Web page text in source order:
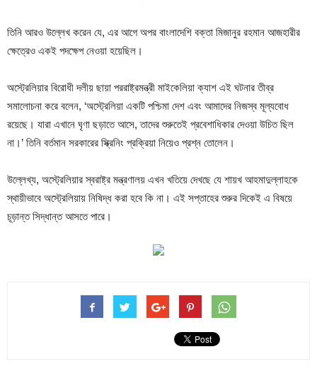
তিনি আরও উল্লেখ করেন যে, এর আগে অপর বাংলাদেশি বক্তা মিজানুর রহমান আজহারীর
ক্ষেত্রেও একই পদক্ষেপ নেওয়া হয়েছিল।
অস্ট্রেলিয়ার বিরোধী দলীয় ছায়া পররাষ্ট্রমন্ত্রী মাইকেলিয়া ক্যাশ এই ঘটনার তীব্র
সমালোচনা করে বলেন, ‘অস্ট্রেলিয়া একটি পশ্চিমা দেশ এবং আমাদের নিজস্ব মূল্যবোধ
রয়েছে। যারা এখানে ঘৃণা ছড়াতে আসে, তাদের শুরুতেই প্রবেশাধিকার দেওয়া উচিত ছিল
না।’ তিনি বর্তমান সরকারের স্ক্রিনিং প্রক্রিয়া নিয়েও প্রশ্ন তোলেন।
উল্লেখ্য, অস্ট্রেলিয়ার স্বরাষ্ট্র মন্ত্রণালয় এখন খতিয়ে দেখছে যে শায়খ আহমাদুল্লাহকে
স্থায়ীভাবে অস্ট্রেলিয়ায় নিষিদ্ধ করা হবে কি না। এই সপ্তাহের শুরুর দিকেই এ বিষয়ে
চূড়ান্ত সিদ্ধান্ত আসতে পারে।